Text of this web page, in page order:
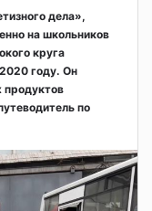
дела»,
на школьников
круга
году. Он
продуктов
по